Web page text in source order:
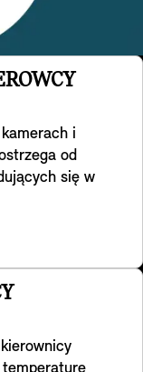
i
od
się w
pas ruchu.
wypadkom z
końca korka
Należy